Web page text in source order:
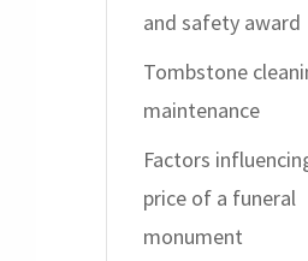
and safety award
Tombstone
maintenance
Factors
price of a funeral
monument